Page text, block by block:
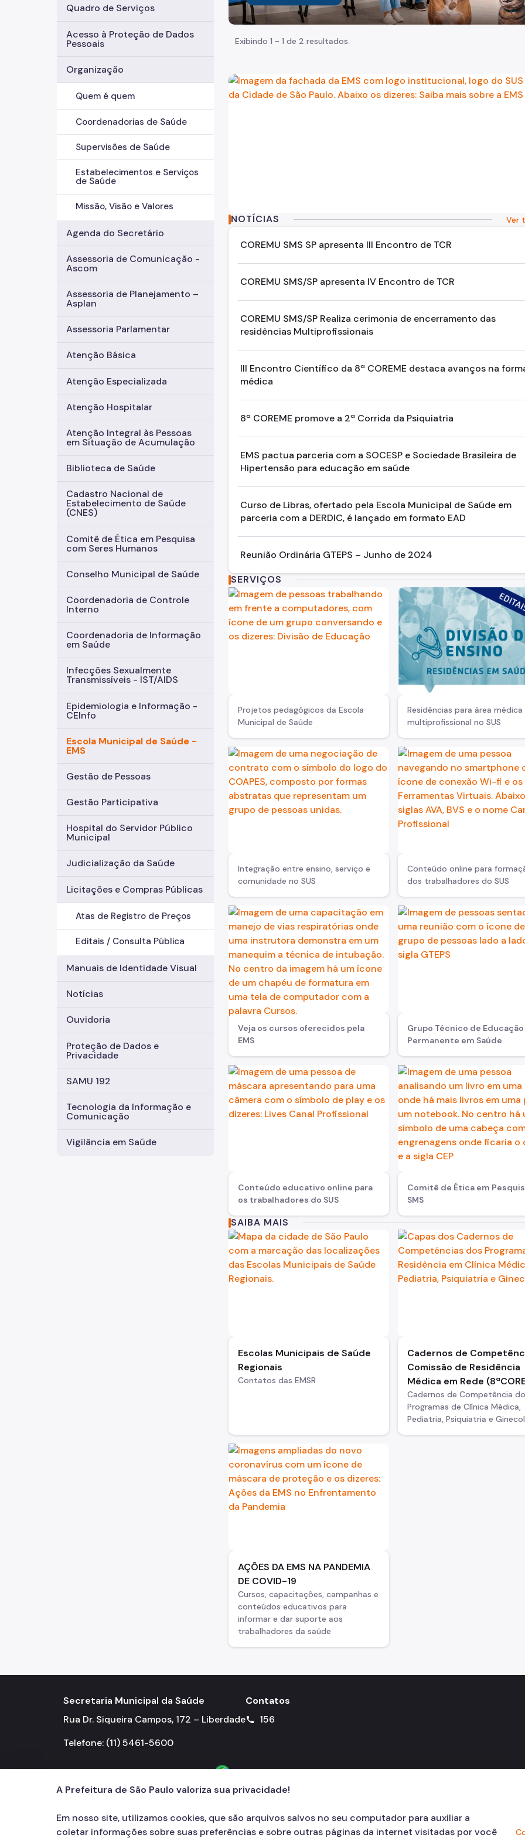
Quadro de Serviços
Acesso à Proteção de Dados
Pessoais
Organização
Quem é quem
Coordenadorias de Saúde
Supervisões de Saúde
Estabelecimentos e Serviços
de Saúde
Missão, Visão e Valores
Agenda do Secretário
Assessoria de Comunicação -
Ascom
Assessoria de Planejamento –
Asplan
Assessoria Parlamentar
Atenção Básica
Atenção Especializada
Atenção Hospitalar
Atenção Integral às Pessoas
em Situação de Acumulação
Biblioteca de Saúde
Cadastro Nacional de
Estabelecimento de Saúde
(CNES)
Comitê de Ética em Pesquisa
com Seres Humanos
Conselho Municipal de Saúde
Coordenadoria de Controle
Interno
Coordenadoria de Informação
em Saúde
Infecções Sexualmente
Transmissíveis - IST/AIDS
Epidemiologia e Informação -
CEInfo
Escola Municipal de Saúde -
EMS
Gestão de Pessoas
Gestão Participativa
Hospital do Servidor Público
Municipal
Judicialização da Saúde
Licitações e Compras Públicas
Atas de Registro de Preços
Editais / Consulta Pública
Manuais de Identidade Visual
Notícias
Ouvidoria
Proteção de Dados e
Privacidade
SAMU 192
Tecnologia da Informação e
Comunicação
Vigilância em Saúde
Exibindo 1 - 1 de 2 resultados.
Imagem da fachada da EMS
NOTÍCIAS Ver
COREMU SMS SP apresenta III Encontro de TCR
COREMU SMS/SP apresenta IV Encontro de TCR
COREMU SMS/SP Realiza cerimonia de encerramento das
residências Multiprofissionais
III Encontro Científico da 8ª COREME destaca avanços na
médica
8ª COREME promove a 2ª Corrida da Psiquiatria
EMS pactua parceria com a SOCESP e Sociedade Brasileira de
Hipertensão para educação em saúde
Curso de Libras, ofertado pela Escola Municipal de Saúde em
parceria com a DERDIC, é lançado em formato EAD
Reunião Ordinária GTEPS – Junho de 2024
SERVIÇOS
Projetos pedagógicos da Escola
Municipal de Saúde
Residências para área médica
multiprofissional no SUS
Integração entre ensino, serviço e
comunidade no SUS
Conteúdo online para
dos trabalhadores do SUS
Veja os cursos oferecidos pela
EMS
Grupo Técnico de Educação
Permanente em Saúde
Conteúdo educativo online para
os trabalhadores do SUS
Comitê de Ética em
SMS
SAIBA MAIS
Escolas Municipais de Saúde
Regionais
Contatos das EMSR
Cadernos de
Comissão de Residência
Médica em Rede
Cadernos de Competência
Programas de Clínica Médica,
Pediatria, Psiquiatria e
AÇÕES DA EMS NA PANDEMIA
DE COVID-19
Cursos, capacitações, campanhas e
conteúdos educativos para
informar e dar suporte aos
trabalhadores da saúde
Secretaria Municipal da Saúde
Rua Dr. Siqueira Campos, 172 – Liberdade
Telefone: (11) 5461-5600
Contatos
call 156
A Prefeitura de São Paulo valoriza sua privacidade!
Em nosso site, utilizamos cookies, que são arquivos salvos no seu computador para auxiliar a
coletar informações sobre suas preferências e sobre outras páginas da internet visitadas por você